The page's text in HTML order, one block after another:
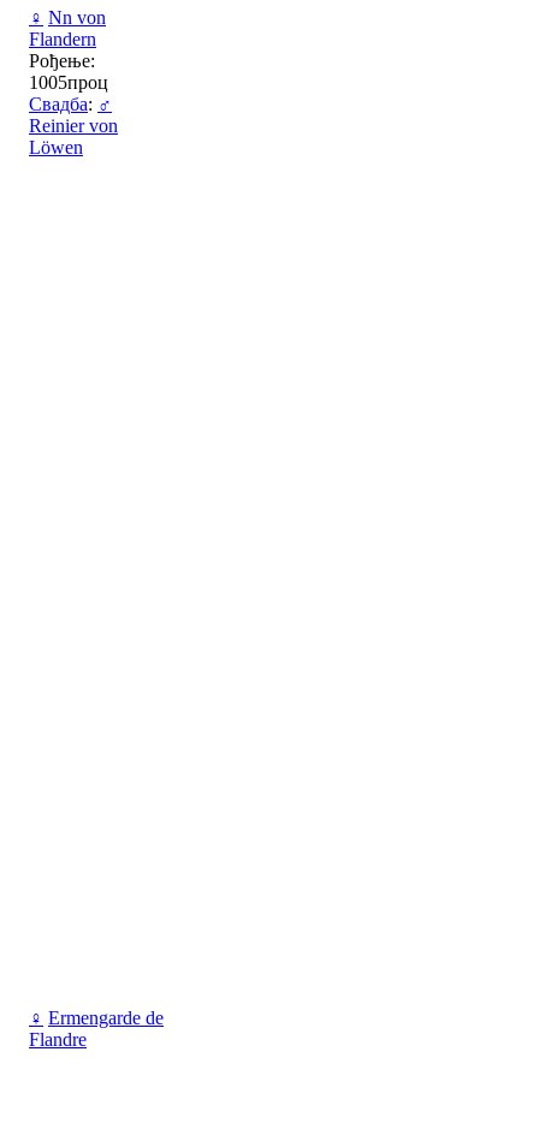
♀ Nn von
Flandern
Рођење:
1005проц
Свадба: ♂
Reinier von
Löwen
♀ Ermengarde de
Flandre